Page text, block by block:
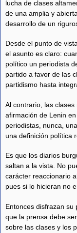
lucha de clases
de una amplia y
desarrollo de un
Desde el punto de
el asunto es claro:
político un periodista
partido a favor de las
partidismo hasta
Al contrario, las
afirmación de Lenin
periodistas, nunca,
una definición política
Es que los diarios
saltan a la vista. No
carácter reaccionario
pues si lo hicieran no
Entonces disfrazan su
que la prensa debe
sobre las clases y los